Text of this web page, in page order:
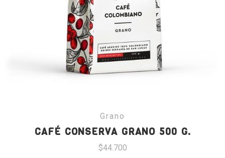
Grano
CAFÉ CONSERVA GRANO 500 G.
$44.700